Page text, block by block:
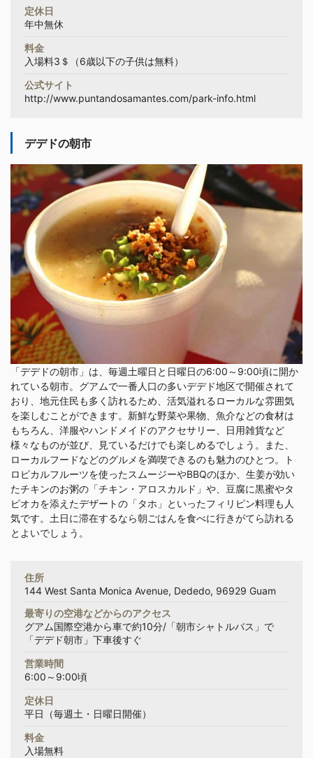
定休日
年中無休
料金
入場料3＄（6歳以下の子供は無料）
公式サイト
http://www.puntandosamantes.com/park-info.html
デデドの朝市
「デデドの朝市」は、毎週土曜日と日曜日の6:00～9:00頃に開か
れている朝市。グアムで一番人口の多いデデド地区で開催されて
おり、地元住民も多く訪れるため、活気溢れるローカルな雰囲気
を楽しむことができます。新鮮な野菜や果物、魚介などの食材は
もちろん、洋服やハンドメイドのアクセサリー、日用雑貨など
様々なものが並び、見ているだけでも楽しめるでしょう。また、
ローカルフードなどのグルメを満喫できるのも魅力のひとつ。ト
ロピカルフルーツを使ったスムージーやBBQのほか、生姜が効い
たチキンのお粥の「チキン・アロスカルド」や、豆腐に黒蜜やタ
ピオカを添えたデザートの「タホ」といったフィリピン料理も人
気です。土日に滞在するなら朝ごはんを食べに行きがてら訪れる
とよいでしょう。
住所
144 West Santa Monica Avenue, Dededo, 96929 Guam
最寄りの空港などからのアクセス
グアム国際空港から車で約10分/「朝市シャトルバス」で
「デデド朝市」下車後すぐ
営業時間
6:00～9:00頃
定休日
平日（毎週土・日曜日開催）
料金
入場無料